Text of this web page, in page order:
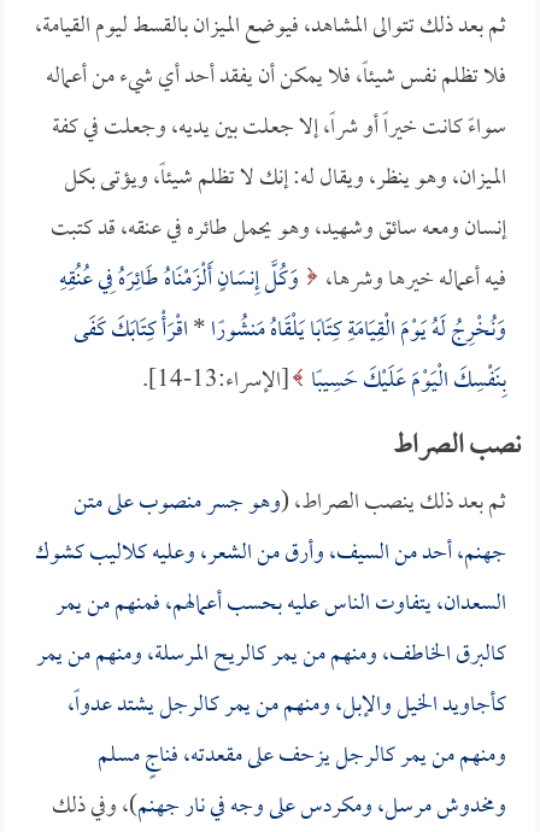
ثم بعد ذلك تتوالى المشاهد، فيوضع الميزان بالقسط ليوم القيامة،
فلا تظلم نفس شيئاً، فلا يمكن أن يفقد أحد أي شيء من أعماله
سواءً كانت خيراً أو شراً، إلا جعلت بين يديه، وجعلت في كفة
الميزان، وهو ينظر، ويقال له: إنك لا تظلم شيئاً، ويؤتى بكل
إنسان ومعه سائق وشهيد، وهو يحمل طائره في عنقه، قد كتبت
فيه أعماله خيرها وشرها،
وَكُلَّ إِنسَانٍ أَلْزَمْنَاهُ طَائِرَهُ فِي عُنُقِهِ
وَنُخْرِجُ لَهُ يَوْمَ الْقِيَامَةِ كِتَابًا يَلْقَاهُ مَنشُورًا*اقْرَأْ كِتَابَكَ كَفَى
بِنَفْسِكَ الْيَوْمَ عَلَيْكَ حَسِيبًا [الإسراء:13-14].
نصب الصراط
ثم بعد ذلك ينصب الصراط، (وهو جسر منصوب على متن
جهنم، أحد من السيف، وأرق من الشعر، وعليه كلاليب كشوك
السعدان، يتفاوت الناس عليه بحسب أعمالهم، فمنهم من يمر
كالبرق الخاطف، ومنهم من يمر كالريح المرسلة، ومنهم من يمر
كأجاويد الخيل والإبل، ومنهم من يمر كالرجل يشتد عدواً،
ومنهم من يمر كالرجل يزحف على مقعدته، فناجٍ مسلم
ومخدوش مرسل، ومكردس على وجه في نار جهنم)، وفي ذلك